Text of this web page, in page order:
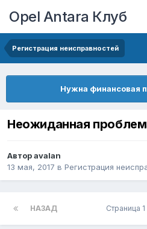
Opel Antara Клуб
Регистрация неисправностей
Нужна финансовая
Неожиданная
Авторavalan
13 мая, 2017 в Регистрация
НАЗАД Страница 1